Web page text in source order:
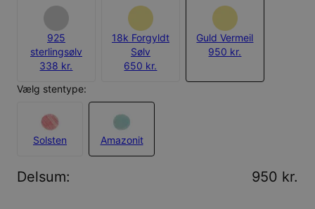
925
sterlingsølv
338 kr.
18k Forgyldt
Sølv
650 kr.
Guld Vermeil
950 kr.
Vælg stentype:
Solsten Amazonit
Delsum: 950 kr.